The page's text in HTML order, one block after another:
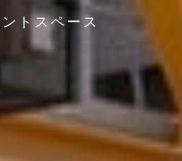
ン トスペース